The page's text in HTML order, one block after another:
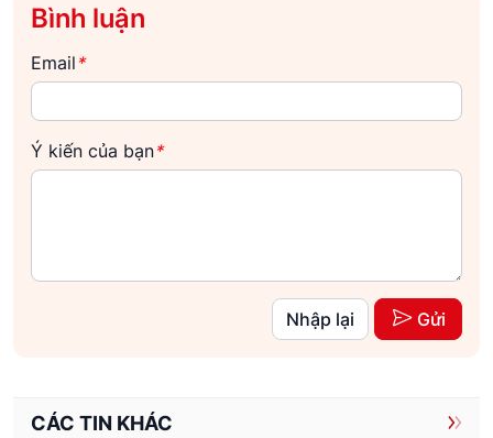
Bình luận
Email *
Ý kiến của bạn*
Nhập lại Gửi
CÁC TIN KHÁC